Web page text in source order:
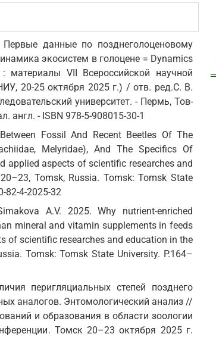
данные по позднеголоценовому
экосистем в голоцене = Dynamics
VII Всероссийской научной
20-25 октября 2025 г.) / отв. ред.С. В.
университет. - Пермь, Тов-
англ. - ISBN 978-5-908015-30-1
Fossil And Recent Beetles Of The
Melyridae), And The Specifics Of
applied aspects of scientific researches and
Tomsk, Russia. Tomsk: Tomsk State
82-4-2025-32
A.V. 2025. Why nutrient-enriched
mineral and vitamin supplements in feeds
of scientific researches and education in the
Tomsk: Tomsk State University. P.164–
перигляциальных степей позднего
аналогов. Энтомологический анализ //
и образования в области зоологии
Томск 20–23 октября 2025 г.